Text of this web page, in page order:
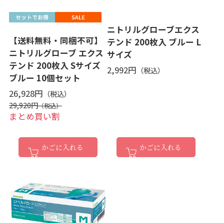
【送料無料・同梱不可】
ニトリルグローブ エクス
テンド 200枚入 Sサイズ
ブルー 10個セット
26,928円
29,920円
まとめ買い割
かごに入れる
ニトリルグローブエクス
テンド 200枚入 ブルー L
サイズ
2,992円
かごに入れる